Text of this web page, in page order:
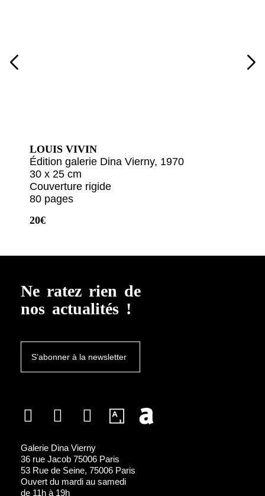
LOUIS VIVIN
Édition galerie Dina Vierny, 1970
30 x 25 cm
Couverture rigide
80 pages
20€
Ne ratez rien de
nos actualités !
S’abonner à la newsletter
Galerie Dina Vierny
36 rue Jacob 75006 Paris
53 Rue de Seine, 75006 Paris
Ouvert du mardi au samedi
de 11h à 19h